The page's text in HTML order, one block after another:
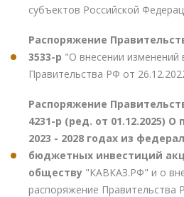
субъектов Российской
Распоряжение
3533-р "О внесении изменений
Правительства РФ от
Распоряжение
4231-р (ред. от 01.12.2025)
2023 - 2028 годах из
бюджетных инвестиций
обществу "КАВКАЗ.РФ" и о
распоряжение Правительства